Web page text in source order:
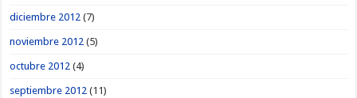
diciembre 2012 (7)
noviembre 2012 (5)
octubre 2012 (4)
septiembre 2012 (11)